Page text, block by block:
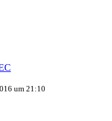
um 21:10